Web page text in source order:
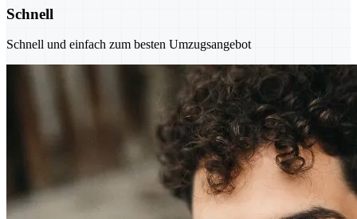
Schnell
Schnell und einfach zum besten Umzugsangebot